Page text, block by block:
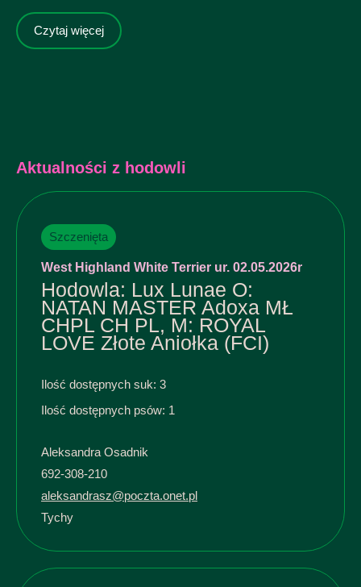
Czytaj więcej
Aktualności z hodowli
Szczenięta
West Highland White Terrier ur. 02.05.2026r
Hodowla: Lux Lunae O:
NATAN MASTER Adoxa MŁ
CHPL CH PL, M: ROYAL
LOVE Złote Aniołka (FCI)
Ilość dostępnych suk: 3
Ilość dostępnych psów: 1
Aleksandra Osadnik
692-308-210
aleksandrasz@poczta.onet.pl
Tychy